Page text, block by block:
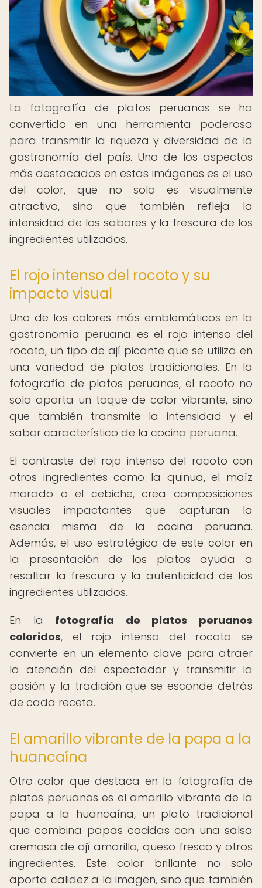
La fotografía de platos peruanos se ha
convertido en una herramienta poderosa
para transmitir la riqueza y diversidad de la
gastronomía del país. Uno de los aspectos
más destacados en estas imágenes es el uso
del color, que no solo es visualmente
atractivo, sino que también refleja la
intensidad de los sabores y la frescura de los
ingredientes utilizados.
El rojo intenso del rocoto y su
impacto visual
Uno de los colores más emblemáticos en la
gastronomía peruana es el rojo intenso del
rocoto, un tipo de ají picante que se utiliza en
una variedad de platos tradicionales. En la
fotografía de platos peruanos, el rocoto no
solo aporta un toque de color vibrante, sino
que también transmite la intensidad y el
sabor característico de la cocina peruana.
El contraste del rojo intenso del rocoto con
otros ingredientes como la quinua, el maíz
morado o el cebiche, crea composiciones
visuales impactantes que capturan la
esencia misma de la cocina peruana.
Además, el uso estratégico de este color en
la presentación de los platos ayuda a
resaltar la frescura y la autenticidad de los
ingredientes utilizados.
En la fotografía de platos peruanos
coloridos, el rojo intenso del rocoto se
convierte en un elemento clave para atraer
la atención del espectador y transmitir la
pasión y la tradición que se esconde detrás
de cada receta.
El amarillo vibrante de la papa a la
huancaína
Otro color que destaca en la fotografía de
platos peruanos es el amarillo vibrante de la
papa a la huancaína, un plato tradicional
que combina papas cocidas con una salsa
cremosa de ají amarillo, queso fresco y otros
ingredientes. Este color brillante no solo
aporta calidez a la imagen, sino que también